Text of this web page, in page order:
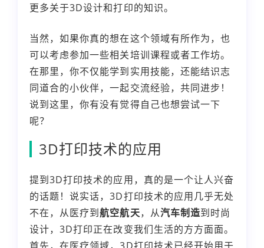
更多关于3D设计和打印的知识。
当然，如果你真的想在这个领域有所作为，也
可以考虑参加一些相关培训课程或者工作坊。
在那里，你不仅能学到实用技能，还能结识志
同道合的小伙伴，一起交流经验，共同进步！
说到这里，你有没有觉得自己也想尝试一下
呢？
3D打印技术的应用
提到3D打印技术的应用，真的是一个让人兴奋
的话题！说实话，3D打印技术的应用几乎无处
不在，从医疗到航空航天，从汽车制造到时尚
设计，3D打印正在改变我们生活的方方面面。
首先，在医疗领域，3D打印技术已经开始用于